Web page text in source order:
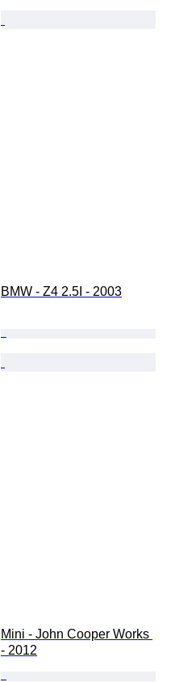
BMW - Z4 2.5I - 2003
Mini - John Cooper Works
- 2012